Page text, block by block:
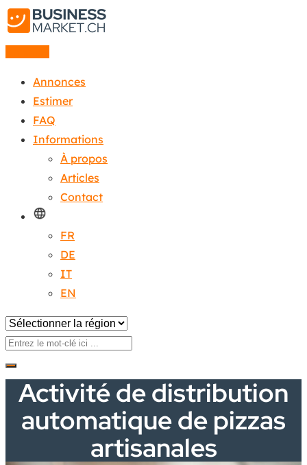
Annonces
Estimer
FAQ
Informations
À propos
Articles
Contact
FR
DE
IT
EN
Activité de distribution
automatique de pizzas
artisanales